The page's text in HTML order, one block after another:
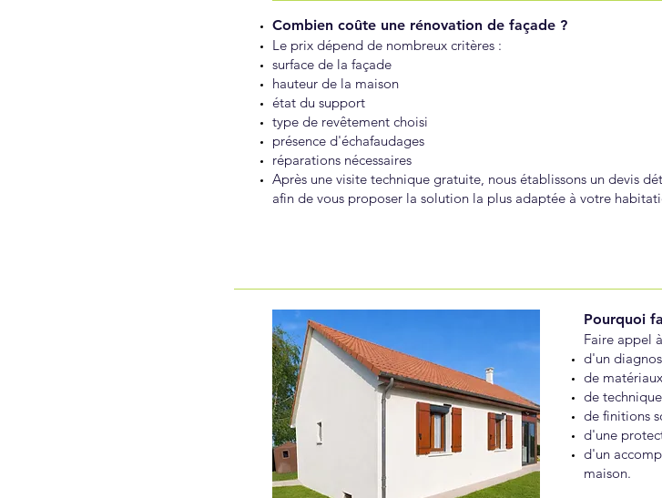
Combien coûte une rénovation de façade ?
Le prix dépend de nombreux critères :
surface de la façade
hauteur de la maison
état du support
type de revêtement choisi
présence d'échafaudages
réparations nécessaires
Après une visite technique gratuite, nous établissons un devis
afin de vous proposer la solution la plus adaptée à votre
Pourquoi
Faire appel
d'un
de
de
de finitions
d'une
d'un
maison.